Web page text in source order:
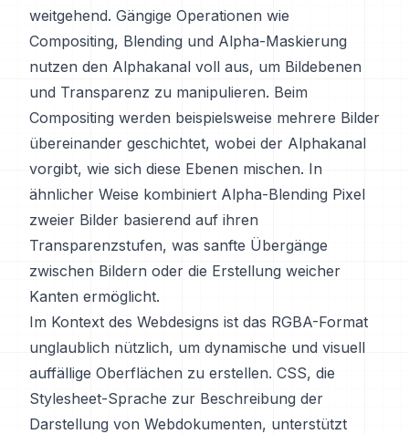
weitgehend. Gängige Operationen wie
Compositing, Blending und Alpha-Maskierung
nutzen den Alphakanal voll aus, um Bildebenen
und Transparenz zu manipulieren. Beim
Compositing werden beispielsweise mehrere Bilder
übereinander geschichtet, wobei der Alphakanal
vorgibt, wie sich diese Ebenen mischen. In
ähnlicher Weise kombiniert Alpha-Blending Pixel
zweier Bilder basierend auf ihren
Transparenzstufen, was sanfte Übergänge
zwischen Bildern oder die Erstellung weicher
Kanten ermöglicht.
Im Kontext des Webdesigns ist das RGBA-Format
unglaublich nützlich, um dynamische und visuell
auffällige Oberflächen zu erstellen. CSS, die
Stylesheet-Sprache zur Beschreibung der
Darstellung von Webdokumenten, unterstützt